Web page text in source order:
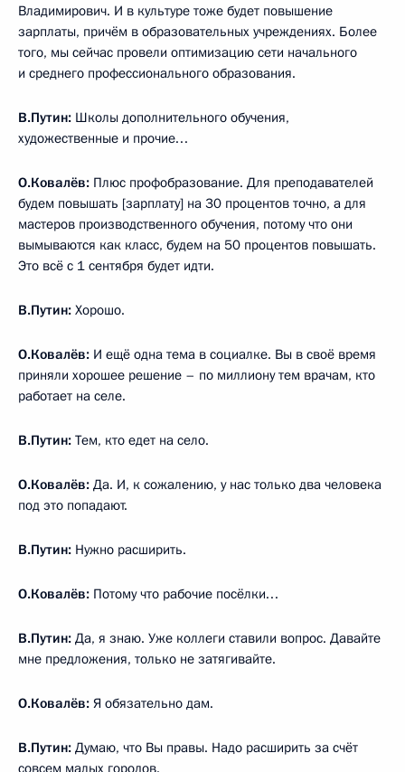
Владимирович. И в культуре тоже будет повышение
зарплаты, причём в образовательных учреждениях. Более
того, мы сейчас провели оптимизацию сети начального
и среднего профессионального образования.
В.Путин: Школы дополнительного обучения,
художественные и прочие…
О.Ковалёв: Плюс профобразование. Для преподавателей
будем повышать [зарплату] на 30 процентов точно, а для
мастеров производственного обучения, потому что они
вымываются как класс, будем на 50 процентов повышать.
Это всё с 1 сентября будет идти.
В.Путин: Хорошо.
О.Ковалёв: И ещё одна тема в социалке. Вы в своё время
приняли хорошее решение – по миллиону тем врачам, кто
работает на селе.
В.Путин: Тем, кто едет на село.
О.Ковалёв: Да. И, к сожалению, у нас только два человека
под это попадают.
В.Путин: Нужно расширить.
О.Ковалёв: Потому что рабочие посёлки…
В.Путин: Да, я знаю. Уже коллеги ставили вопрос. Давайте
мне предложения, только не затягивайте.
О.Ковалёв: Я обязательно дам.
В.Путин: Думаю, что Вы правы. Надо расширить за счёт
совсем малых городов.